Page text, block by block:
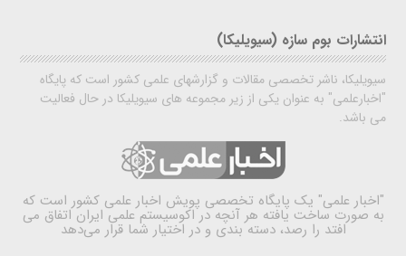
انتشارات بوم سازه (سیویلیکا)
سیویلیکا، ناشر تخصصی مقالات و گزارشهای علمی کشور است که پایگاه
"اخبارعلمی" به عنوان یکی از زیر مجموعه های سیویلیکا در حال فعالیت
می باشد.
"اخبار علمی" یک پایگاه تخصصی پویش اخبار علمی کشور است که
به صورت ساخت یافته هر آنچه در اکوسیستم علمی ایران اتفاق می
افتد را رصد، دسته بندی و در اختیار شما قرار می‌دهد